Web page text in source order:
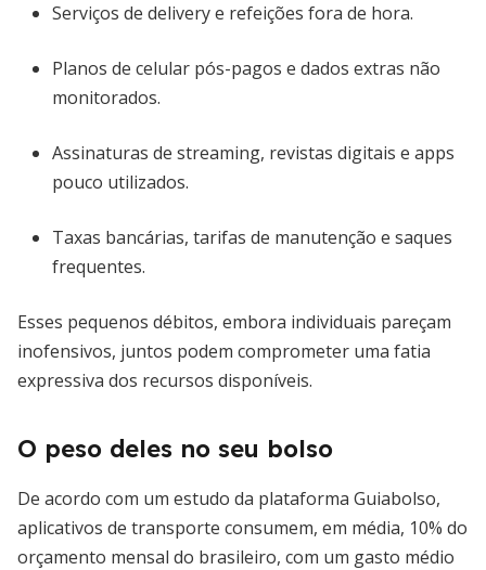
Serviços de delivery e refeições fora de hora.
Planos de celular pós-pagos e dados extras não
monitorados.
Assinaturas de streaming, revistas digitais e apps
pouco utilizados.
Taxas bancárias, tarifas de manutenção e saques
frequentes.
Esses pequenos débitos, embora individuais pareçam
inofensivos, juntos podem comprometer uma fatia
expressiva dos recursos disponíveis.
O peso deles no seu bolso
De acordo com um estudo da plataforma Guiabolso,
aplicativos de transporte consumem, em média, 10% do
orçamento mensal do brasileiro, com um gasto médio